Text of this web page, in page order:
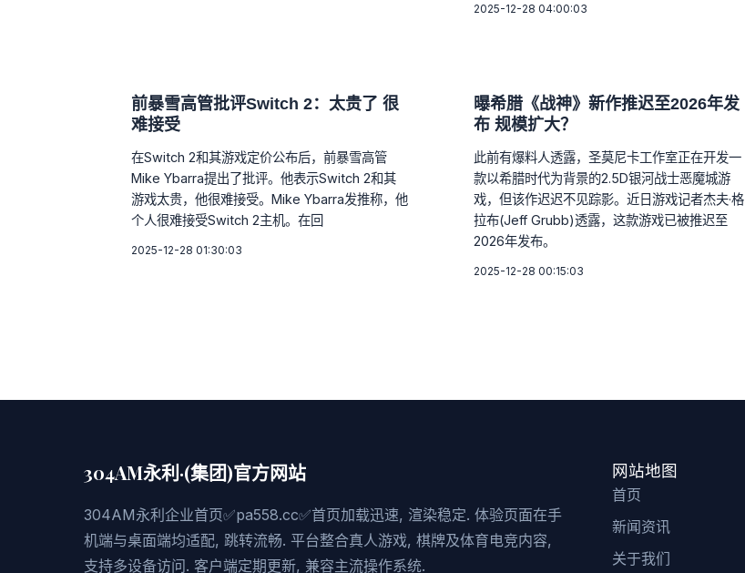
2025-12-28 04:00:03
前暴雪高管批评Switch 2：太贵了 很
难接受
在Switch 2和其游戏定价公布后，前暴雪高管
Mike Ybarra提出了批评。他表示Switch 2和其
游戏太贵，他很难接受。Mike Ybarra发推称，他
个人很难接受Switch 2主机。在回
2025-12-28 01:30:03
曝希腊《战神》新作推迟至2026年发
布 规模扩大？
此前有爆料人透露，圣莫尼卡工作室正在开发一
款以希腊时代为背景的2.5D银河战士恶魔城游
戏，但该作迟迟不见踪影。近日游戏记者杰夫·格
拉布(Jeff Grubb)透露，这款游戏已被推迟至
2026年发布。
2025-12-28 00:15:03
304AM永利·(集团)官方网站
304AM永利企业首页✅pa558.cc✅首页加载迅速, 渲染稳定. 体验页面在手
机端与桌面端均适配, 跳转流畅. 平台整合真人游戏, 棋牌及体育电竞内容,
支持多设备访问. 客户端定期更新, 兼容主流操作系统.
网站地图
首页
新闻资讯
关于我们